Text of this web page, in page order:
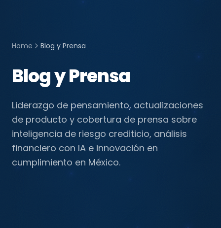
Home Blog y Prensa
Blog y Prensa
Liderazgo de pensamiento, actualizaciones
de producto y cobertura de prensa sobre
inteligencia de riesgo crediticio, análisis
financiero con IA e innovación en
cumplimiento en México.